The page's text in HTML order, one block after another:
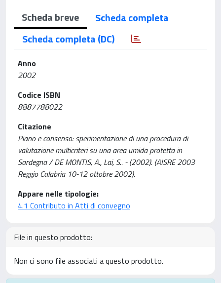
Scheda breve
Scheda completa
Scheda completa (DC)
Anno
2002
Codice ISBN
8887788022
Citazione
Piano e consenso: sperimentazione di una procedura di
valutazione multicriteri su una area umida protetta in
Sardegna / DE MONTIS, A., Lai, S.. - (2002). (AISRE 2003
Reggio Calabria 10-12 ottobre 2002).
Appare nelle tipologie:
4.1 Contributo in Atti di convegno
File in questo prodotto:
Non ci sono file associati a questo prodotto.